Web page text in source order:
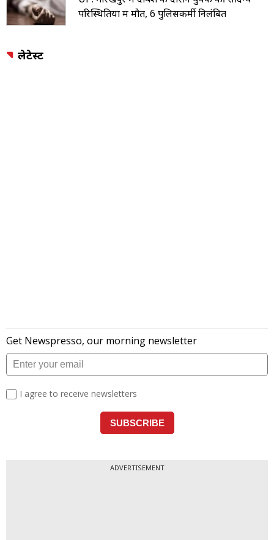
परिस्थितियों में मौत, 6 पुलिसकर्मी निलंबित
लेटेस्ट
ADVERTISEMENT